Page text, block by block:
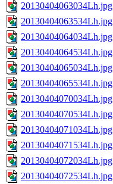
20130404063034Lh.jpg
20130404063534Lh.jpg
20130404064034Lh.jpg
20130404064534Lh.jpg
20130404065034Lh.jpg
20130404065534Lh.jpg
20130404070034Lh.jpg
20130404070534Lh.jpg
20130404071034Lh.jpg
20130404071534Lh.jpg
20130404072034Lh.jpg
20130404072534Lh.jpg